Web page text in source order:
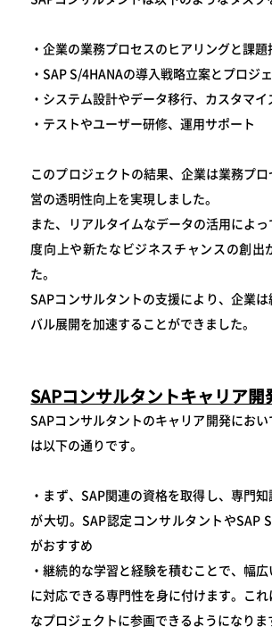
・企業の業務プロセスのヒアリングと課題
・SAP S/4HANAの導入戦略立案とプロジ
・システム設計やデータ移行、カスタマ
・テストやユーザー研修、運用サポート
このプロジェクトの結果、企業は業務プ
営の透明性向上を実現しました。
また、リアルタイムなデータの活用によ
度向上や新たなビジネスチャンスの創出
た。
SAPコンサルタントの支援により、企業
バル展開を加速することができました。
SAPコンサルタントキャリア開
SAPコンサルタントのキャリア開発にお
は以下の通りです。
・まず、SAP関連の資格を取得し、専門
が大切。SAP認定コンサルタントやSAP
がおすすめ
・継続的な学習と経験を積むことで、幅
に対応できる専門性を身に付けます。こ
なプロジェクトに参画できるようになりま